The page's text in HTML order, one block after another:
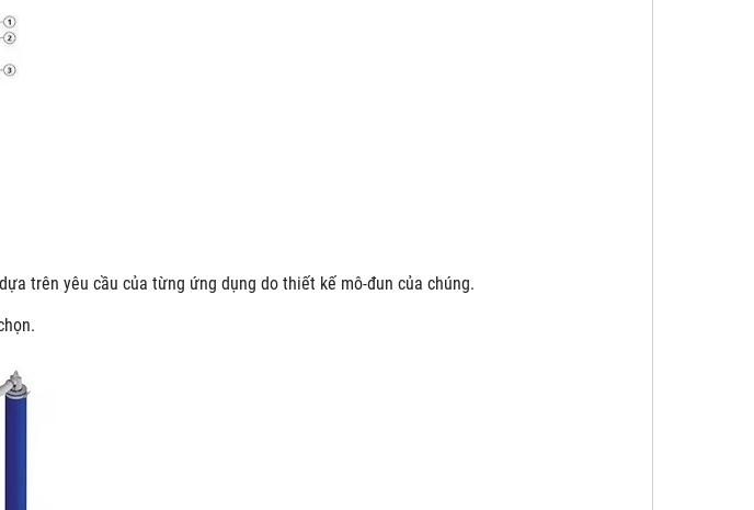
trên yêu cầu của từng ứng dụng do thiết kế mô-đun của chúng.